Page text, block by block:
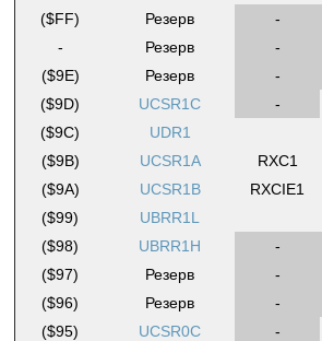
($FF)
Резерв -
-
Резерв -
($9E)
Резерв -
($9D)
UCSR1C -
($9C)
UDR1
($9B)
UCSR1A RXC1
($9A)
UCSR1B RXCIE1
($99)
UBRR1L
($98)
UBRR1H -
($97)
Резерв -
($96)
Резерв -
($95)
UCSR0C -